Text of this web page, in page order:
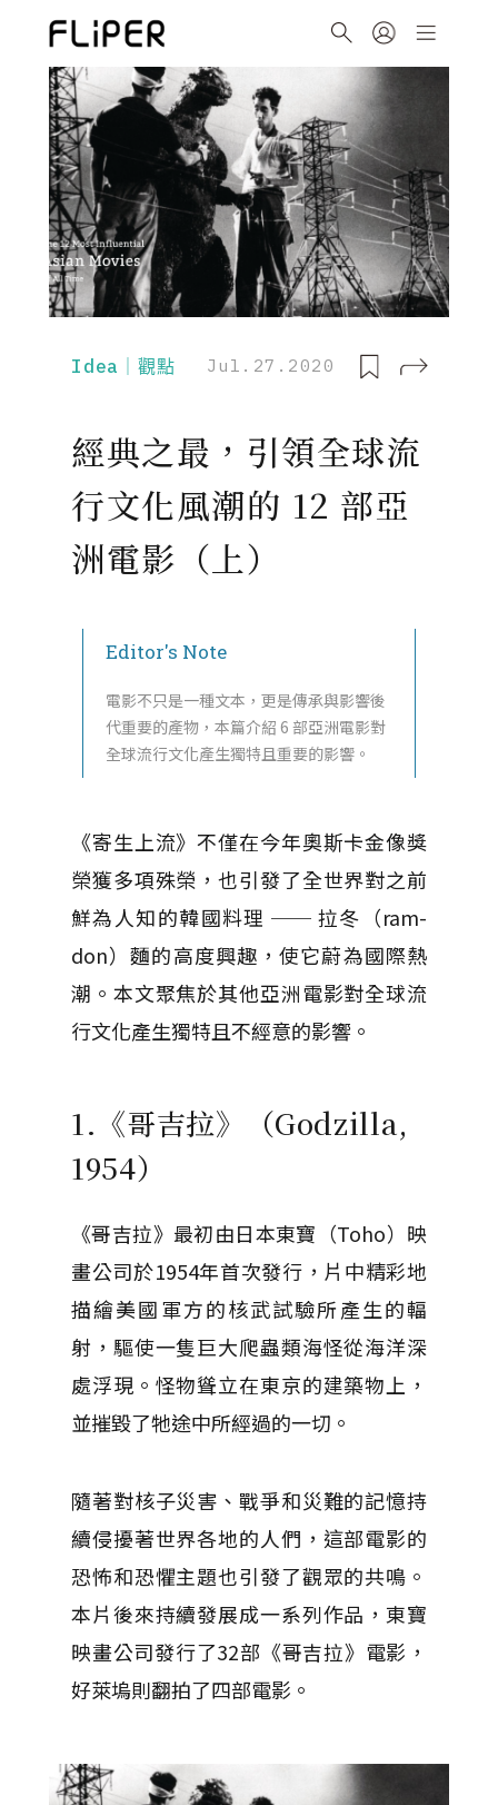
Idea｜觀點 Jul.27.2020
經典之最，引領全球流
行文化風潮的 12 部亞
洲電影（上）
Editor's Note
電影不只是一種文本，更是傳承與影響後
代重要的產物，本篇介紹 6 部亞洲電影對
全球流行文化產生獨特且重要的影響。
《寄生上流》不僅在今年奧斯卡金像獎
榮獲多項殊榮，也引發了全世界對之前
鮮為人知的韓國料理 ── 拉冬（ram-
don）麵的高度興趣，使它蔚為國際熱
潮。本文聚焦於其他亞洲電影對全球流
行文化產生獨特且不經意的影響。
1.《哥吉拉》（Godzilla,
1954）
《哥吉拉》最初由日本東寶（Toho）映
畫公司於1954年首次發行，片中精彩地
描繪美國軍方的核武試驗所產生的輻
射，驅使一隻巨大爬蟲類海怪從海洋深
處浮現。怪物聳立在東京的建築物上，
並摧毀了牠途中所經過的一切。
隨著對核子災害、戰爭和災難的記憶持
續侵擾著世界各地的人們，這部電影的
恐怖和恐懼主題也引發了觀眾的共鳴。
本片後來持續發展成一系列作品，東寶
映畫公司發行了32部《哥吉拉》電影，
好萊塢則翻拍了四部電影。